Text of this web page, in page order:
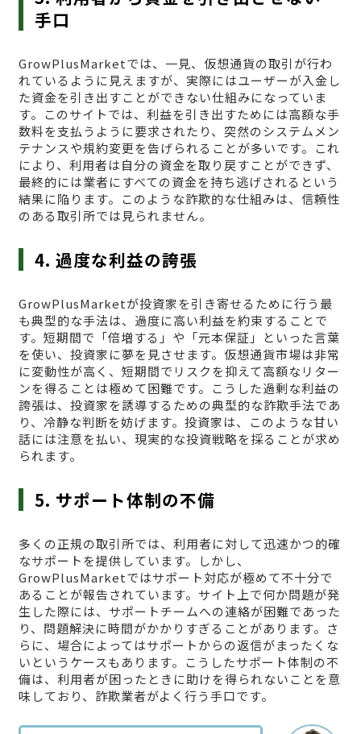
手口
GrowPlusMarketでは、一見、仮想通貨の取引が行わ
れているように見えますが、実際にはユーザーが入金し
た資金を引き出すことができない仕組みになっていま
す。このサイトでは、利益を引き出すためには高額な手
数料を支払うように要求されたり、突然のシステムメン
テナンスや規約変更を告げられることが多いです。これ
により、利用者は自分の資金を取り戻すことができず、
最終的には業者にすべての資金を持ち逃げされるという
結果に陥ります。このような詐欺的な仕組みは、信頼性
のある取引所では見られません。
4. 過度な利益の誇張
GrowPlusMarketが投資家を引き寄せるために行う最
も典型的な手法は、過度に高い利益を約束することで
す。短期間で「倍増する」や「元本保証」といった言葉
を使い、投資家に夢を見させます。仮想通貨市場は非常
に変動性が高く、短期間でリスクを抑えて高額なリター
ンを得ることは極めて困難です。こうした過剰な利益の
誇張は、投資家を誘導するための典型的な詐欺手法であ
り、冷静な判断を妨げます。投資家は、このような甘い
話には注意を払い、現実的な投資戦略を採ることが求め
られます。
5. サポート体制の不備
多くの正規の取引所では、利用者に対して迅速かつ的確
なサポートを提供しています。しかし、
GrowPlusMarketではサポート対応が極めて不十分で
あることが報告されています。サイト上で何か問題が発
生した際には、サポートチームへの連絡が困難であった
り、問題解決に時間がかかりすぎることがあります。さ
らに、場合によってはサポートからの返信がまったくな
いというケースもあります。こうしたサポート体制の不
備は、利用者が困ったときに助けを得られないことを意
味しており、詐欺業者がよく行う手口です。